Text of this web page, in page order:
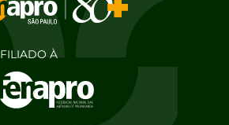
FILIADO À